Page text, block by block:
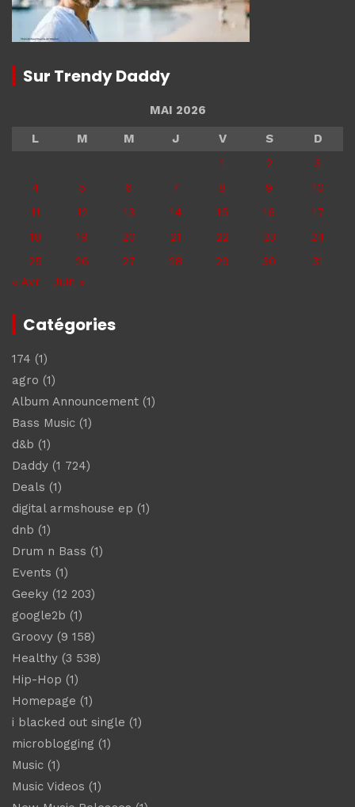
Sur Trendy Daddy
MAI 2026
L
M M J V S
D
1
2
3
4
5 6 7 8 9
10
11
12 13 14 15 16
17
18
19 20 21 22 23
24
25
26 27 28 29 30
31
« Avr
Juin »
Catégories
174 (1)
agro (1)
Album Announcement (1)
Bass Music (1)
d&b (1)
Daddy (1 724)
Deals (1)
digital armshouse ep (1)
dnb (1)
Drum n Bass (1)
Events (1)
Geeky (12 203)
google2b (1)
Groovy (9 158)
Healthy (3 538)
Hip-Hop (1)
Homepage (1)
i blacked out single (1)
microblogging (1)
Music (1)
Music Videos (1)